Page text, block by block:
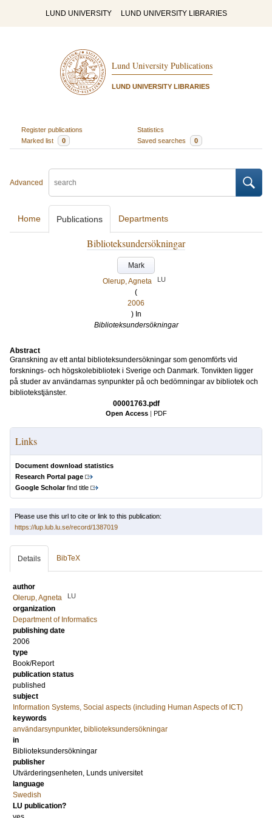
LUND UNIVERSITY LUND UNIVERSITY LIBRARIES
Lund University Publications
LUND UNIVERSITY LIBRARIES
Register publications
Statistics
Marked list
0 Saved searches 0
Advanced
Home Publications Departments
Biblioteksundersökningar
Mark
Olerup, Agneta
LU
(
2006
) In
Biblioteksundersökningar
Abstract
Granskning av ett antal biblioteksundersökningar som genomförts vid
forsknings- och högskolebibliotek i Sverige och Danmark. Tonvikten ligger
på studer av användarnas synpunkter på och bedömningar av bibliotek och
bibliotekstjänster.
00001763.pdf
Open Access | PDF
Links
Document download statistics
Research Portal page
Google Scholarfind title
Please use this url to cite or link to this publication:
https://lup.lub.lu.se/record/1387019
Details BibTeX
author
Olerup, Agneta
LU
organization
Department of Informatics
publishing date
2006
type
Book/Report
publication status
published
subject
Information Systems, Social aspects (including Human Aspects of ICT)
keywords
användarsynpunkter, biblioteksundersökningar
in
Biblioteksundersökningar
publisher
Utvärderingsenheten, Lunds universitet
language
Swedish
LU publication?